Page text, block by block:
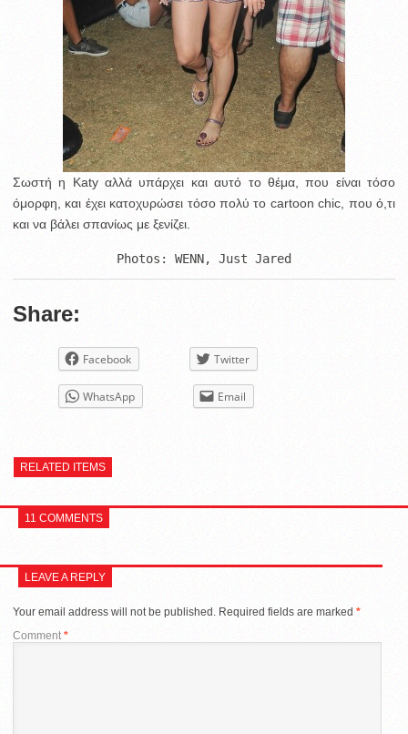
Σωστή η Katy αλλά υπάρχει και αυτό το θέμα, που είναι τόσο
όμορφη, και έχει κατοχυρώσει τόσο πολύ το cartoon chic, που ό,τι
και να βάλει σπανίως με ξενίζει.
Photos: WENN, Just Jared
Share:
Facebook Twitter
WhatsApp Email
RELATED ITEMS
11 COMMENTS
LEAVE A REPLY
Your email address will not be published. Required fields are marked *
Comment*